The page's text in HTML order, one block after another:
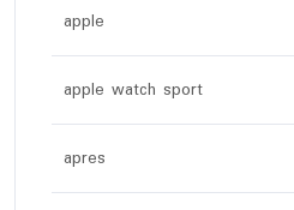
apple
apple watch sport
apres